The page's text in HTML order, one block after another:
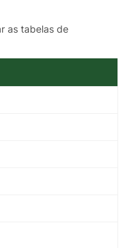
as tabelas de